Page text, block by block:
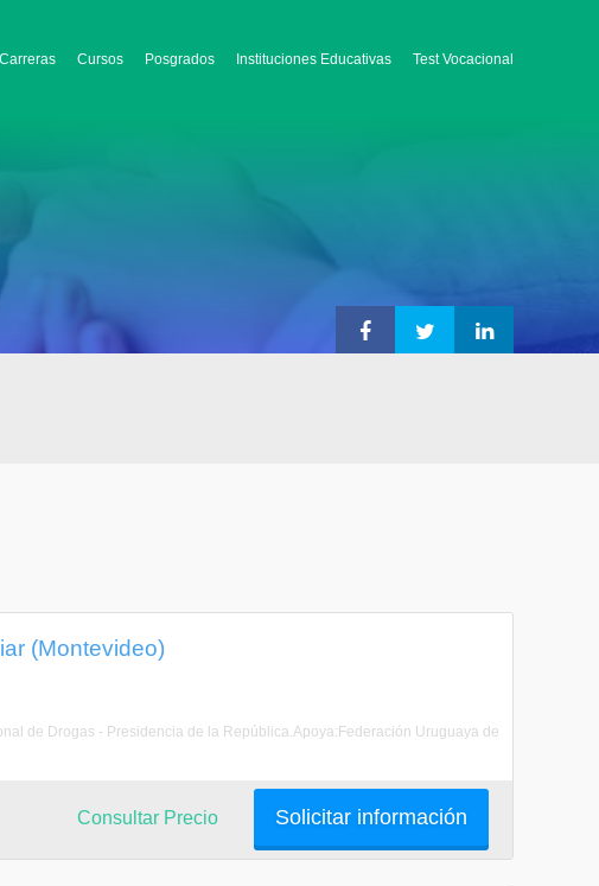
Carreras Cursos Posgrados Instituciones Educativas Test Vocacional
(Montevideo)
de Drogas - Presidencia de la República.Apoya:Federación Uruguaya de
Solicitar información
Consultar Precio